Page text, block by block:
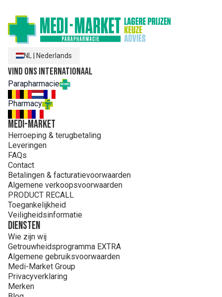
NL Nederlands
Vind ons internationaal
Parapharmacie
Pharmacy
MEDI-MARKET
Herroeping & terugbetaling
Leveringen
FAQs
Contact
Betalingen & facturatievoorwaarden
Algemene verkoopsvoorwaarden
PRODUCT RECALL
Toegankelijkheid
Veiligheidsinformatie
Diensten
Wie zijn wij
Getrouwheidsprogramma EXTRA
Algemene gebruiksvoorwaarden
Medi-Market Group
Privacyverklaring
Merken